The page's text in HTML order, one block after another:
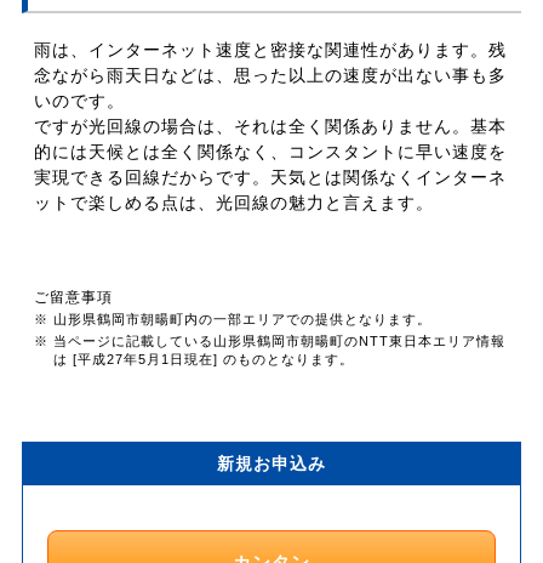
雨は、インターネット速度と密接な関連性があります。残
念ながら雨天日などは、思った以上の速度が出ない事も多
いのです。
ですが光回線の場合は、それは全く関係ありません。基本
的には天候とは全く関係なく、コンスタントに早い速度を
実現できる回線だからです。天気とは関係なくインターネ
ットで楽しめる点は、光回線の魅力と言えます。
ご留意事項
※ 山形県鶴岡市朝暘町内の一部エリアでの提供となります。
※ 当ページに記載している山形県鶴岡市朝暘町のNTT東日本エリア情報
は [平成27年5月1日現在] のものとなります。
新規お申込み